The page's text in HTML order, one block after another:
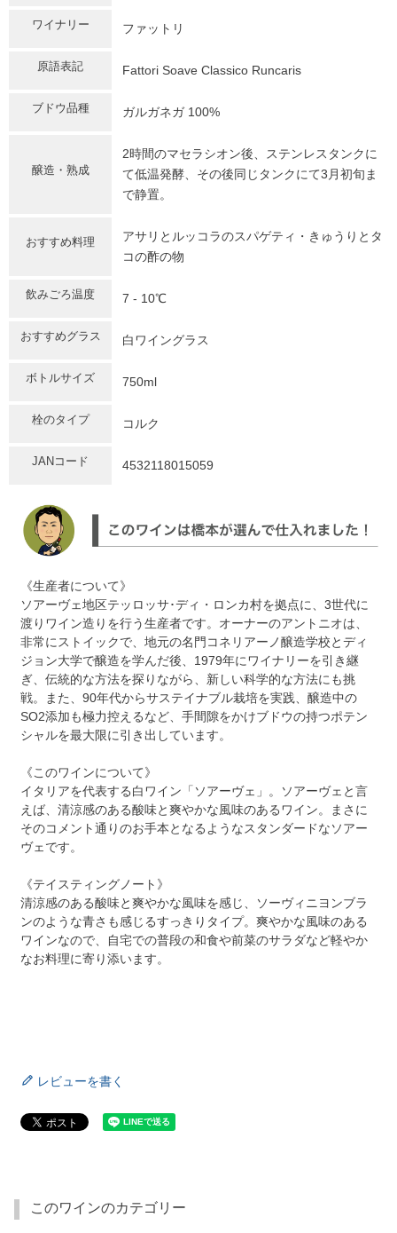
ワイナリー ファットリ
原語表記 Fattori Soave Classico Runcaris
ブドウ品種 ガルガネガ 100%
醸造・熟成
2時間のマセラシオン後、ステンレスタンクに
て低温発酵、その後同じタンクにて3月初旬ま
で静置。
おすすめ料理
アサリとルッコラのスパゲティ・きゅうりとタ
コの酢の物
飲みごろ温度 7 - 10℃
おすすめグラス 白ワイングラス
ボトルサイズ 750ml
栓のタイプ コルク
JANコード 4532118015059
《生産者について》
ソアーヴェ地区テッロッサ･ディ・ロンカ村を拠点に、3世代に
渡りワイン造りを行う生産者です。オーナーのアントニオは、
非常にストイックで、地元の名門コネリアーノ醸造学校とディ
ジョン大学で醸造を学んだ後、1979年にワイナリーを引き継
ぎ、伝統的な方法を探りながら、新しい科学的な方法にも挑
戦。また、90年代からサステイナブル栽培を実践、醸造中の
SO2添加も極力控えるなど、手間隙をかけブドウの持つポテン
シャルを最大限に引き出しています。
《このワインについて》
イタリアを代表する白ワイン「ソアーヴェ」。ソアーヴェと言
えば、清涼感のある酸味と爽やかな風味のあるワイン。まさに
そのコメント通りのお手本となるようなスタンダードなソアー
ヴェです。
《テイスティングノート》
清涼感のある酸味と爽やかな風味を感じ、ソーヴィニヨンブラ
ンのような青さも感じるすっきりタイプ。爽やかな風味のある
ワインなので、自宅での普段の和食や前菜のサラダなど軽やか
なお料理に寄り添います。
レビューを書く
このワインのカテゴリー